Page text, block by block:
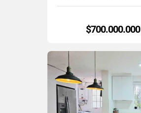
$700.000.000